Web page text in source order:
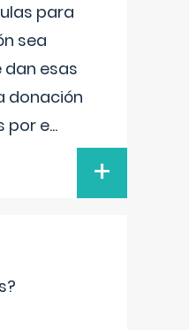
para
sea
dan esas
donación
por e...
+